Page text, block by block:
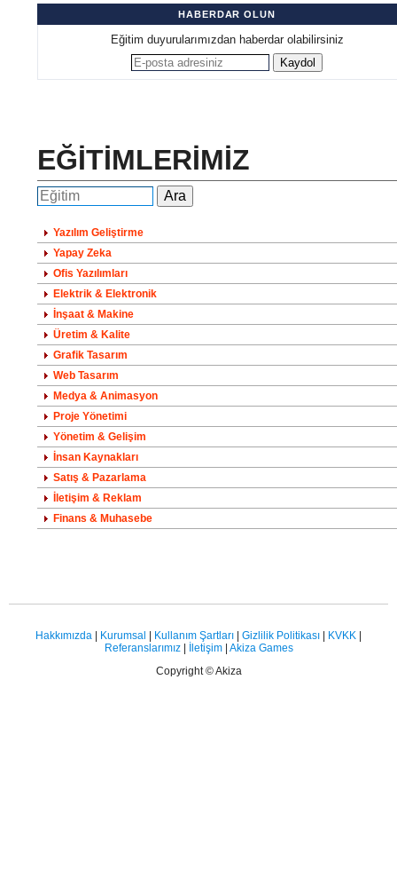
HABERDAR OLUN
Eğitim duyurularımızdan haberdar olabilirsiniz
EĞİTİMLERİMİZ
Yazılım Geliştirme
Yapay Zeka
Ofis Yazılımları
Elektrik & Elektronik
İnşaat & Makine
Üretim & Kalite
Grafik Tasarım
Web Tasarım
Medya & Animasyon
Proje Yönetimi
Yönetim & Gelişim
İnsan Kaynakları
Satış & Pazarlama
İletişim & Reklam
Finans & Muhasebe
Hakkımızda Kurumsal Kullanım Şartları Gizlilik Politikası KVKK
Referanslarımız| İletişim| Akiza Games
Copyright © Akiza